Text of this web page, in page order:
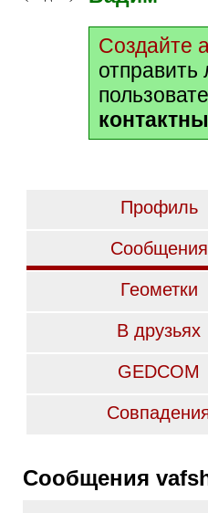
Создайте
Профиль
Сообщения
Геометки
В друзьях
GEDCOM
Сообщения